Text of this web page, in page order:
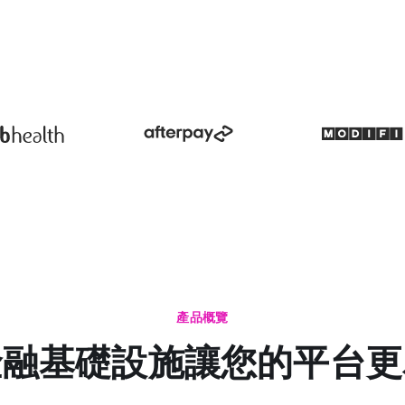
產品概覽
基礎設施讓您的平台